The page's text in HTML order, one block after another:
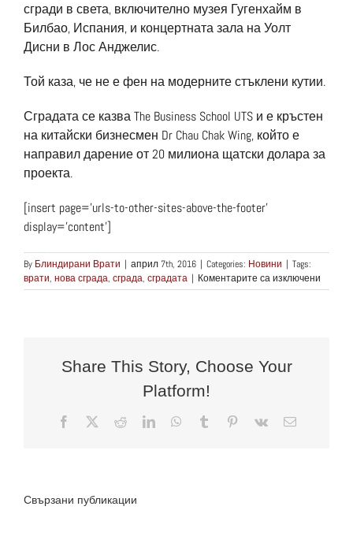
сгради в света, включително музея Гугенхайм в
Билбао, Испания, и концертната зала на Уолт
Дисни в Лос Анджелис.
Той каза, че не е фен на модерните стъклени кутии.
Сградата се казва The Business School UTS и е кръстен
на китайски бизнесмен Dr Chau Chak Wing, който е
направил дарение от 20 милиона щатски долара за
проекта.
[insert page=’urls-to-other-sites-above-the-footer’
display=’content’]
By Блиндирани Врати | април 7th, 2016 | Categories: Новини | Tags:
врати, нова сграда, сграда, сградата | Коментарите са изключени
Share This Story, Choose Your
Platform!
Facebook RedditLinkedInWhatsApp
Tumblr Pinterest
Vk
Свързани публикации